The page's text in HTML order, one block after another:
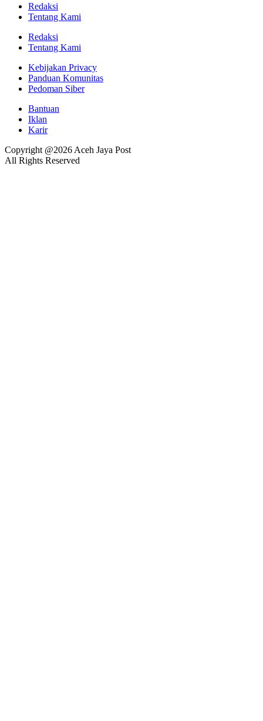
Redaksi
Tentang Kami
Redaksi
Tentang Kami
Kebijakan Privacy
Panduan Komunitas
Pedoman Siber
Bantuan
Iklan
Karir
Copyright @2026 Aceh Jaya Post
All Rights Reserved